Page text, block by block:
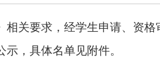
关要求，经学生申请、资格
示，具体名单见附件。